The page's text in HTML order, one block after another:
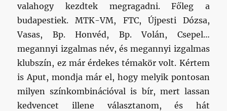
valahogy kezdtek megragadni. Főleg a
budapestiek. MTK-VM, FTC, Újpesti Dózsa,
Vasas, Bp. Honvéd, Bp. Volán, Csepel…
megannyi izgalmas név, és megannyi izgalmas
klubszín, ez már érdekes témakör volt. Kértem
is Aput, mondja már el, hogy melyik pontosan
milyen színkombinációval is bír, mert lassan
kedvencet illene választanom, és hát